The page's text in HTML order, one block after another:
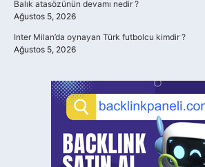
Balık atasözünün devamı nedir ?
Ağustos 5, 2026
Inter Milan’da oynayan Türk futbolcu kimdir ?
Ağustos 5, 2026